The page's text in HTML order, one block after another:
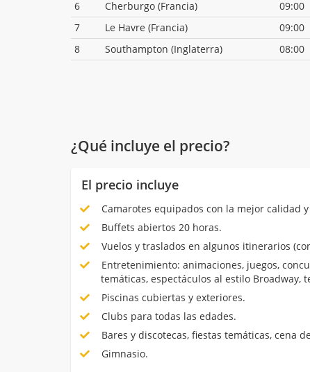
6
Cherburgo (Francia) 09:00
7
Le Havre (Francia) 09:00
8
Southampton (Inglaterra) 08:00
¿Qué incluye el precio?
El precio incluye
Camarotes equipados con la mejor calidad
Buffets abiertos 20 horas.
Vuelos y traslados en algunos itinerarios
Entretenimiento: animaciones, juegos,
temáticas, espectáculos al estilo Broadway,
Piscinas cubiertas y exteriores.
Clubs para todas las edades.
Bares y discotecas, fiestas temáticas, cena
Gimnasio.